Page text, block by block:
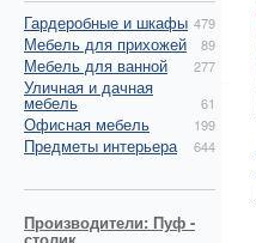
Гардеробные и шкафы 479
Мебель для прихожей 89
Мебель для ванной 277
Уличная и дачная
мебель 61
Офисная мебель 199
Предметы интерьера 644
Производители: Пуф -